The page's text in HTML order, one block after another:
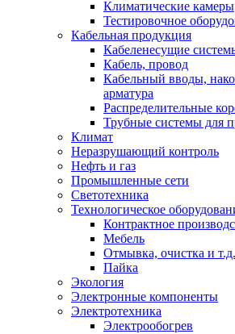
Климатические камеры
Тестировочное
Кабельная продукция
Кабеленесущие
Кабель, провод
Кабельный вводы,
арматура
Распределительные
Трубные системы для
Климат
Неразрушающий контроль
Нефть и газ
Промышленные сети
Светотехника
Технологическое
Контрактное
Мебель
Отмывка, очистка и т.д.
Пайка
Экология
Электронные компоненты
Электротехника
Электрообогрев